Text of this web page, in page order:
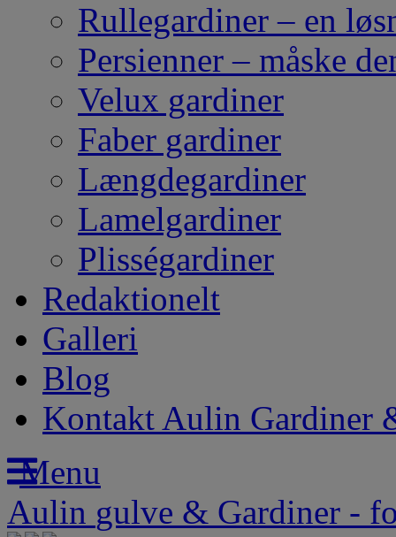
Rullegardiner – en
Persienner – måske
Velux gardiner
Faber gardiner
Længdegardiner
Lamelgardiner
Plisségardiner
Redaktionelt
Galleri
Blog
Kontakt Aulin Gardiner
Menu
Aulin gulve & Gardiner -